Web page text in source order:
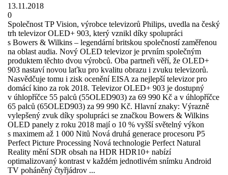
13.11.2018
0
Společnost TP Vision, výrobce televizorů Philips, uvedla na český
trh televizor OLED+ 903, který vznikl díky spolupráci
s Bowers & Wilkins – legendární britskou společností zaměřenou
na oblast audia. Nový OLED televizor je prvním společným
produktem těchto dvou výrobců. Oba partneři věří, že OLED+
903 nastaví novou laťku pro kvalitu obrazu i zvuku televizorů.
Nasvědčuje tomu i zisk ocenění EISA za nejlepší televizor pro
domácí kino za rok 2018. Televizor OLED+ 903 je dostupný
v úhlopříčce 55 palců (55OLED903) za 69 990 Kč a v úhlopříčce
65 palců (65OLED903) za 99 990 Kč. Hlavní znaky: Výrazně
vylepšený zvuk díky spolupráci se značkou Bowers & Wilkins
OLED panely z roku 2018 mají o 10 % vyšší světelný výkon
s maximem až 1 000 Nitů Nová druhá generace procesoru P5
Perfect Picture Processing Nová technologie Perfect Natural
Reality mění SDR obsah na HDR HDR10+ nabízí
optimalizovaný kontrast v každém jednotlivém snímku Android
TV poháněný čtyřjádrov ...